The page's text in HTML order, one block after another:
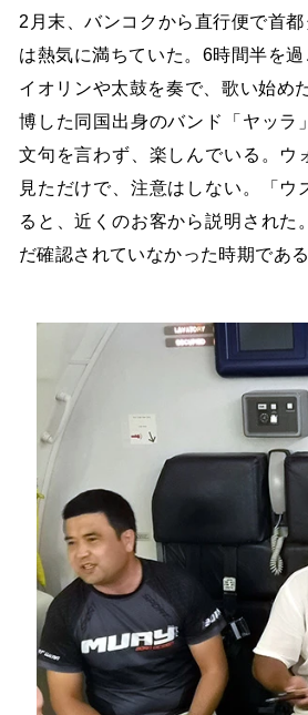
2月末、バンコクから直行便で首
は熱気に満ちていた。6時間半を
イオリンや太鼓を奏で、歌い始め
博した同国出身のバンド「ヤッラ
文句を言わず、楽しんでいる。ウ
見ただけで、注意はしない。「
ると、近くのお客から説明された
だ確認されていなかった時期である